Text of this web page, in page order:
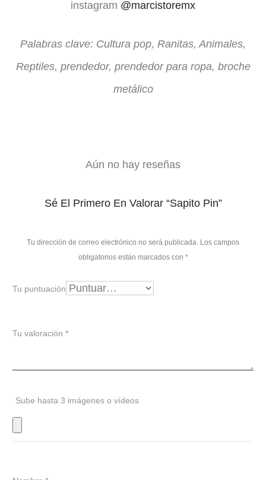
instagram @marcistoremx
Palabras clave: Cultura pop, Ranitas, Animales,
Reptiles, prendedor, prendedor para ropa, broche
metálico
i
o
e
s
Aún no hay reseñas
Sé El Primero En Valorar “Sapito Pin”
Tu dirección de correo electrónico no será publicada. Los campos
obligatorios están marcados con *
Tu puntuación
Tu valoración *
Sube hasta 3 imágenes o vídeos